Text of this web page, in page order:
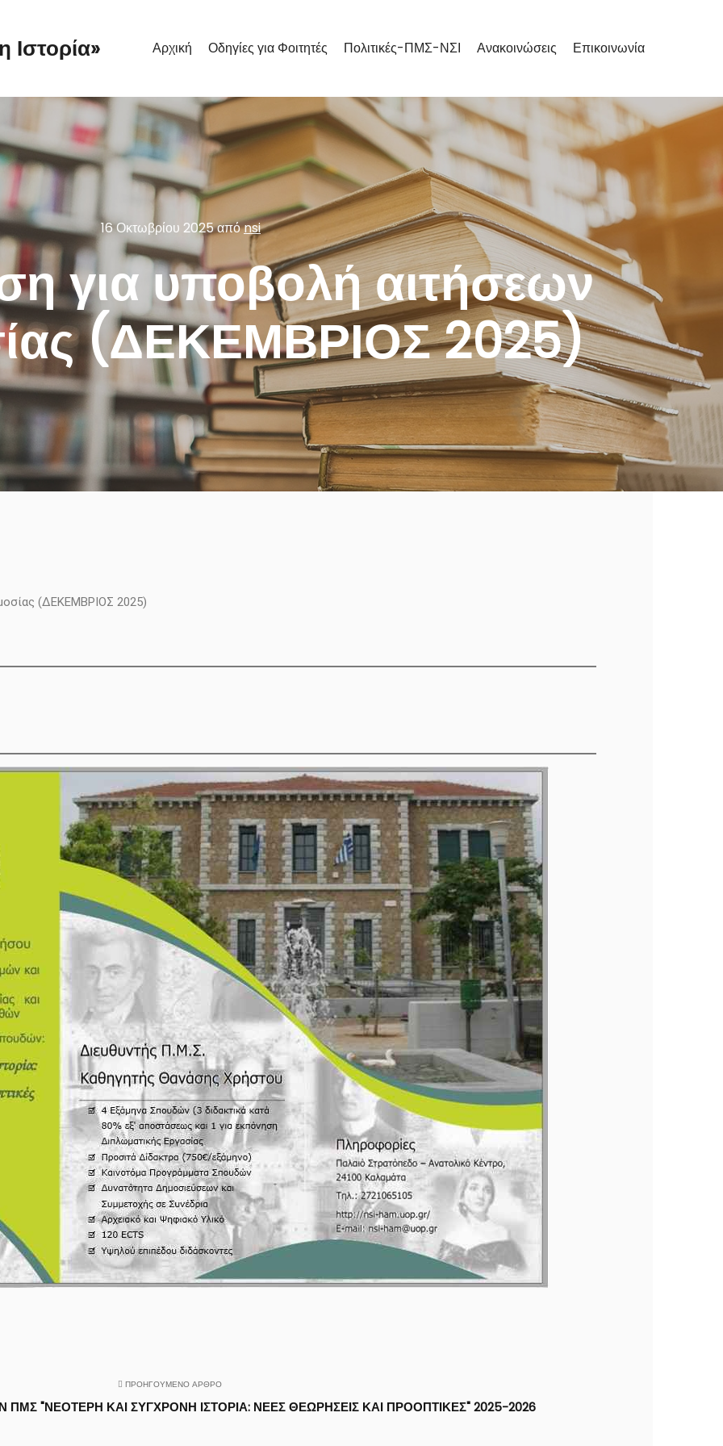
Αρχική Οδηγίες για Φοιτητές Πολιτικές-ΠΜΣ-ΝΣΙ Ανακοινώσεις Επικοινωνία
16 Οκτωβρίου 2025απόnsi
για υποβολή αιτήσεων
(ΔΕΚΕΜΒΡΙΟΣ 2025)
(ΔΕΚΕΜΒΡΙΟΣ 2025)
ΠΡΟΗΓΟΎΜΕΝΟ ΆΡΘΡΟ
"ΝΕΌΤΕΡΗ ΚΑΙ ΣΎΓΧΡΟΝΗ ΙΣΤΟΡΊΑ: ΝΈΕΣ ΘΕΩΡΉΣΕΙΣ ΚΑΙ ΠΡΟΟΠΤΙΚΈΣ" 2025-2026